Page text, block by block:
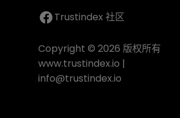
Trustindex 社区
Copyright © 2026 版权所有
www.trustindex.io |
info@trustindex.io